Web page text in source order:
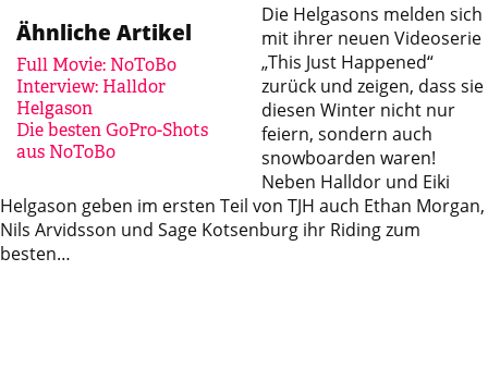
Ähnliche Artikel
Full Movie: NoToBo
Interview: Halldor
Helgason
Die besten GoPro-Shots
aus NoToBo
Die Helgasons melden sich
mit ihrer neuen Videoserie
„This Just Happened“
zurück und zeigen, dass sie
diesen Winter nicht nur
feiern, sondern auch
snowboarden waren!
Neben Halldor und Eiki
Helgason geben im ersten Teil von TJH auch Ethan Morgan,
Nils Arvidsson und Sage Kotsenburg ihr Riding zum
besten…